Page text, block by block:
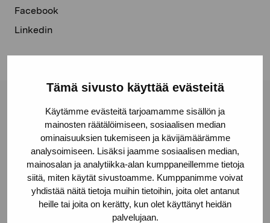
Tämä sivusto käyttää evästeitä
Käytämme evästeitä tarjoamamme sisällön ja
mainosten räätälöimiseen, sosiaalisen median
ominaisuuksien tukemiseen ja kävijämäärämme
analysoimiseen. Lisäksi jaamme sosiaalisen median,
mainosalan ja analytiikka-alan kumppaneillemme tietoja
siitä, miten käytät sivustoamme. Kumppanimme voivat
yhdistää näitä tietoja muihin tietoihin, joita olet antanut
heille tai joita on kerätty, kun olet käyttänyt heidän
palvelujaan.
Facebook
Linkedin
Stiftelsen Pro Artibus
Gustav Wasas gata 11
10600 Ekenäs
proartibus@proartibus.fi
+358 (0)50 371 6339